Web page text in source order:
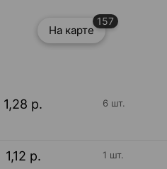
На карте
157
1,28 р. 6 шт.
1,12 р. 1 шт.